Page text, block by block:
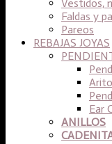
Vestidos,
Faldas y
Pareos
REBAJAS JOYAS
Ear
ANILLOS